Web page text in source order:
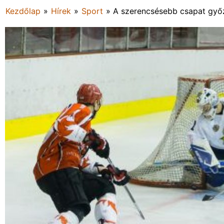
Kezdőlap » Hírek » Sport » A szerencsésebb csapat